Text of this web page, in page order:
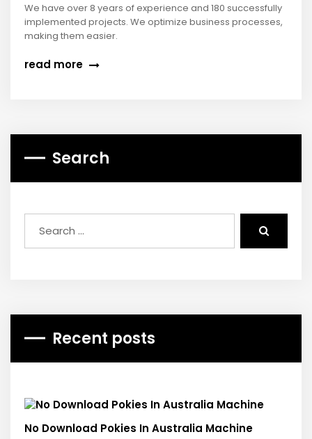
We have over 8 years of experience and 180 successfully
implemented projects. We optimize business processes,
making them easier.
read more
Search
Recent posts
No Download Pokies In Australia Machine